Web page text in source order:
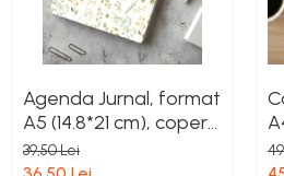
Agenda Jurnal, format
A5 (14.8*21 cm), coperti
cartonate premium,
spirala alba – 100%
39,50 Lei